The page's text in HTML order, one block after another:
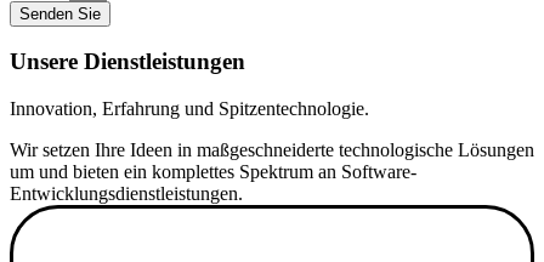
Senden Sie
Unsere Dienstleistungen
Innovation, Erfahrung und Spitzentechnologie.
Wir setzen Ihre Ideen in maßgeschneiderte technologische Lösungen
um und bieten ein komplettes Spektrum an Software-
Entwicklungsdienstleistungen.